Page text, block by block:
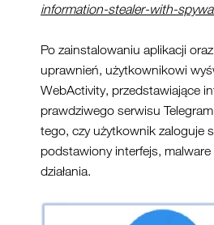
information-stealer-with-
Po zainstalowaniu aplikacji
uprawnień, użytkownikowi
WebActivity, przedstawiające
prawdziwego serwisu
tego, czy użytkownik zaloguje
podstawiony interfejs,
działania.